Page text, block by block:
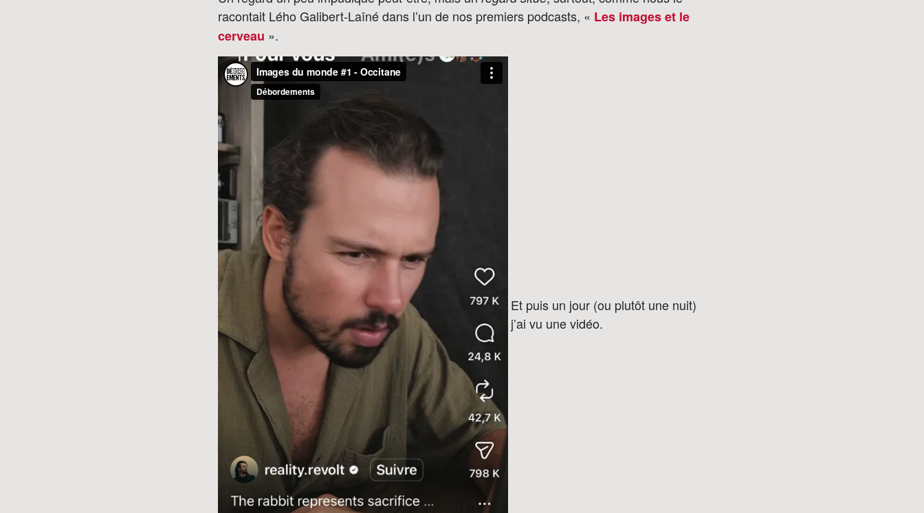
racontait Lého Galibert-Laîné dans l’un de nos premiers podcasts, « Les images et le
cerveau ».
Et puis un jour (ou plutôt une nuit)
j’ai vu une vidéo.